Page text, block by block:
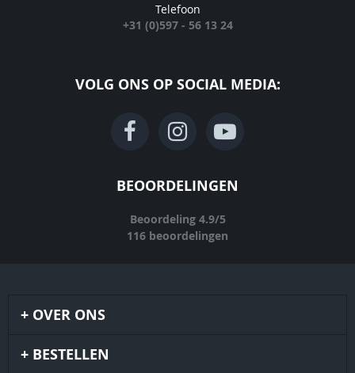
Telefoon
+31 (0)597 - 56 13 24
VOLG ONS OP SOCIAL MEDIA:
BEOORDELINGEN
Beoordeling 4.9/5
116 beoordelingen
OVER ONS
BESTELLEN